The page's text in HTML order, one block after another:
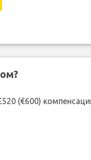
(€600)